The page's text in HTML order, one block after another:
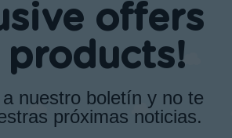
offers
products!
nuestro boletín y no te
próximas noticias.